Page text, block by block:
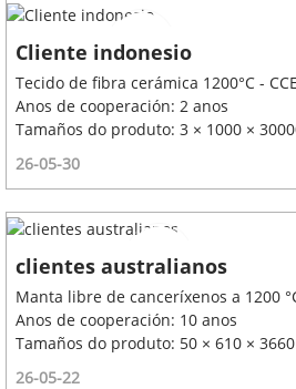
Cliente indonesio
Tecido de fibra cerámica 1200°C -
Anos de cooperación: 2 anos
Tamaños do produto: 3 × 1000 ×
26-05-30
clientes australianos
Manta libre de canceríxenos a 1200
Anos de cooperación: 10 anos
Tamaños do produto: 50 × 610 ×
26-05-22